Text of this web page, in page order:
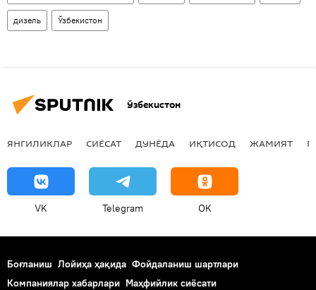
дизель Ўзбекистон
Ўзбекистон
ЯНГИЛИКЛАР СИЁСАТ ДУНЁДА ИҚТИСОД ЖАМИЯТ
VK Telegram OK
Боғланиш Лойиҳа ҳақида Фойдаланиш шартлари
Компаниялар хабарлари Маҳфийлик сиёсати